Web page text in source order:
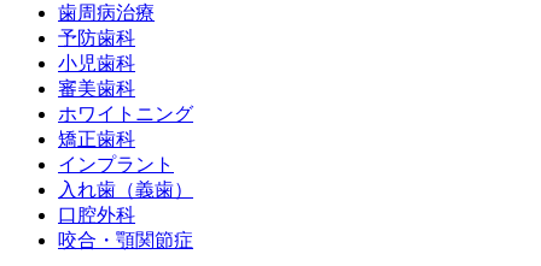
歯周病治療
予防歯科
小児歯科
審美歯科
ホワイトニング
矯正歯科
インプラント
入れ歯（義歯）
口腔外科
咬合・顎関節症